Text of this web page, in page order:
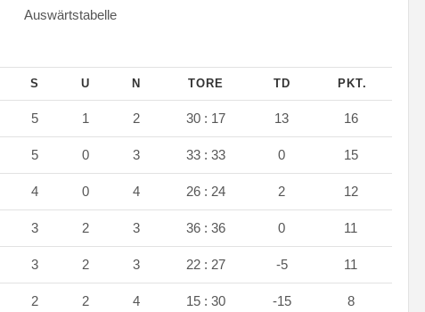
Auswärtstabelle
S U N TORE TD PKT.
5 1 2 30 : 17 13 16
5 0 3 33 : 33 0 15
4 0 4 26 : 24 2 12
3 2 3 36 : 36 0 11
3 2 3 22 : 27 -5 11
2 2 4 15 : 30 -15 8